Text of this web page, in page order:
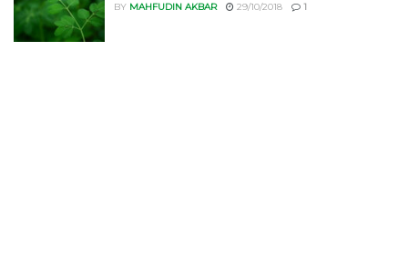
BY MAHFUDIN AKBAR 29/10/2018 1